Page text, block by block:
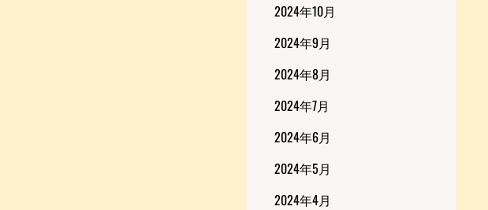
2024年10月
2024年9月
2024年8月
2024年7月
2024年6月
2024年5月
2024年4月